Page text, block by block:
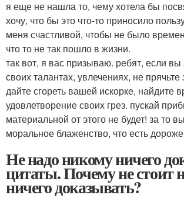
я еще не нашла то, чему хотела бы
хочу, что бы это что-то приносило
меня счастливой, чтобы не было
что то не так пошло в жизни.
так вот, я вас призываю. ребят, если вы
своих талантах, увлечениях, не прячьте
дайте сгореть вашей искорке, найдите
удовлетворение своих грез. пускай
материальной от этого не будет! за то
моральное блаженство, что есть
Не надо никому ничего
цитаты. Почему не стоит
ничего доказывать?